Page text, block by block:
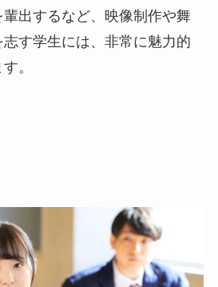
出するなど、映像制作や舞
す学生には、非常に魅力的
。